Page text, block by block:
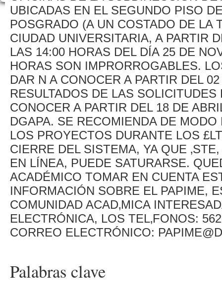
UBICADAS EN EL SEGUNDO PISO
POSGRADO (A UN COSTADO DE LA
CIUDAD UNIVERSITARIA, A PARTIR
LAS 14:00 HORAS DEL DÍA 25 DE
HORAS SON IMPRORROGABLES.
DAR N A CONOCER A PARTIR DEL
RESULTADOS DE LAS
CONOCER A PARTIR DEL 18 DE
DGAPA. SE RECOMIENDA DE
LOS PROYECTOS DURANTE LOS
CIERRE DEL SISTEMA, YA QUE
EN LÍNEA, PUEDE SATURARSE.
ACADÉMICO TOMAR EN CUENTA
INFORMACIÓN SOBRE EL PAPIME,
COMUNIDAD ACAD‚MICA
ELECTRÓNICA, LOS TEL‚FONOS:
CORREO ELECTRÓNICO:
Palabras clave